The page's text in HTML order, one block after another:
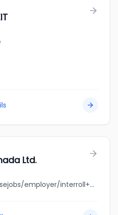
Ltd.
jobbank.gc.ca/browsejobs/employer/interroll+canada+ltd./ca